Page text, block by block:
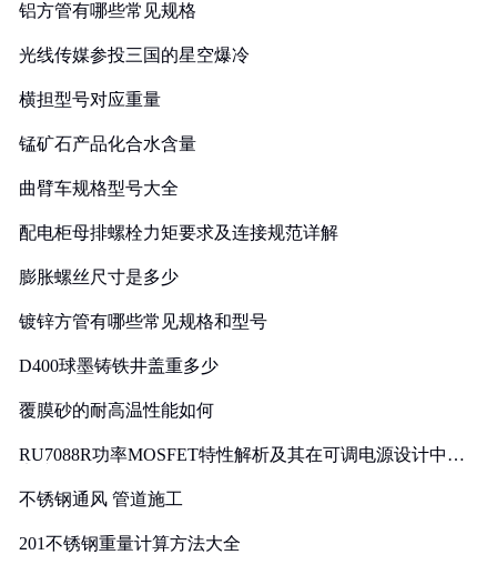
铝方管有哪些常见规格
光线传媒参投三国的星空爆冷
横担型号对应重量
锰矿石产品化合水含量
曲臂车规格型号大全
配电柜母排螺栓力矩要求及连接规范详解
膨胀螺丝尺寸是多少
镀锌方管有哪些常见规格和型号
D400球墨铸铁井盖重多少
覆膜砂的耐高温性能如何
RU7088R功率MOSFET特性解析及其在可调电源设计中的
不锈钢通风 管道施工
201不锈钢重量计算方法大全